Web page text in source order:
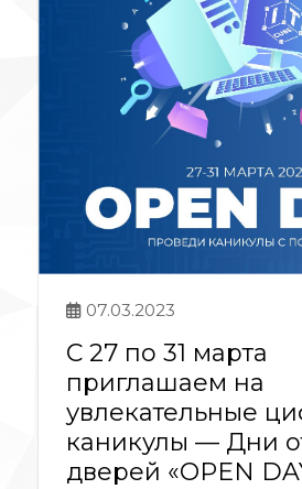
07.03.2023
С 27 по 31 марта
приглашаем на
увлекательные
каникулы — Дни
дверей «OPEN